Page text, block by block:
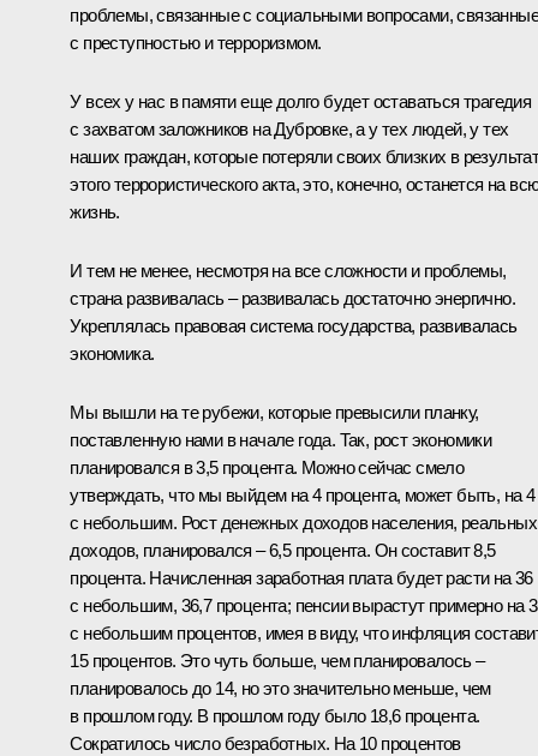
проблемы, связанные с социальными вопросами, связанные
с преступностью и терроризмом.
У всех у нас в памяти еще долго будет оставаться трагедия
с захватом заложников на Дубровке, а у тех людей, у тех
наших граждан, которые потеряли своих близких в
этого террористического акта, это, конечно, останется на
жизнь.
И тем не менее, несмотря на все сложности и проблемы,
страна развивалась – развивалась достаточно энергично.
Укреплялась правовая система государства, развивалась
экономика.
Мы вышли на те рубежи, которые превысили планку,
поставленную нами в начале года. Так, рост экономики
планировался в 3,5 процента. Можно сейчас смело
утверждать, что мы выйдем на 4 процента, может быть, на 4
с небольшим. Рост денежных доходов населения, реальных
доходов, планировался – 6,5 процента. Он составит 8,5
процента. Начисленная заработная плата будет расти на 36
с небольшим, 36,7 процента; пенсии вырастут примерно на
с небольшим процентов, имея в виду, что инфляция
15 процентов. Это чуть больше, чем планировалось –
планировалось до 14, но это значительно меньше, чем
в прошлом году. В прошлом году было 18,6 процента.
Сократилось число безработных. На 10 процентов